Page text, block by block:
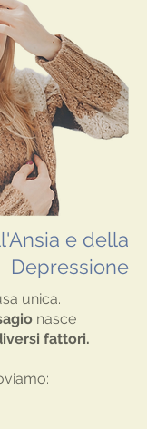
e della
Depressione
unica.
nasce
fattori.